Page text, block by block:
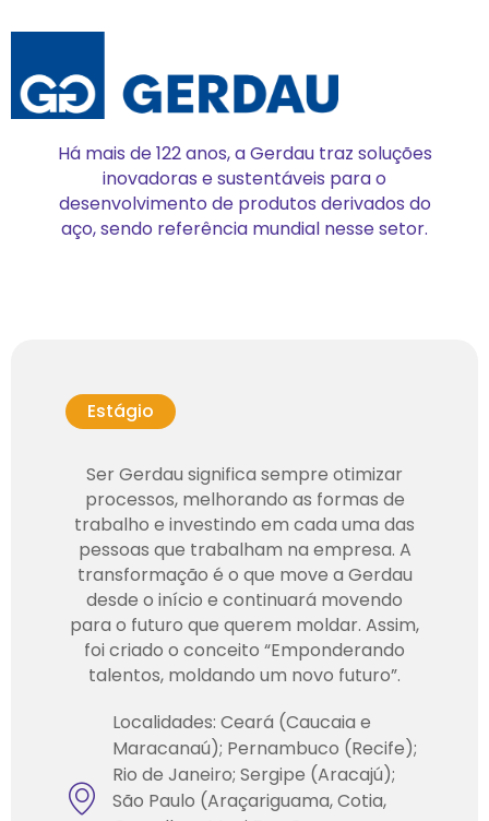
Há mais de 122 anos, a Gerdau traz soluções
inovadoras e sustentáveis para o
desenvolvimento de produtos derivados do
aço, sendo referência mundial nesse setor.
Estágio
Ser Gerdau significa sempre otimizar
processos, melhorando as formas de
trabalho e investindo em cada uma das
pessoas que trabalham na empresa. A
transformação é o que move a Gerdau
desde o início e continuará movendo
para o futuro que querem moldar. Assim,
foi criado o conceito “Emponderando
talentos, moldando um novo futuro”.
Localidades: Ceará (Caucaia e
Maracanaú); Pernambuco (Recife);
Rio de Janeiro; Sergipe (Aracajú);
São Paulo (Araçariguama, Cotia,